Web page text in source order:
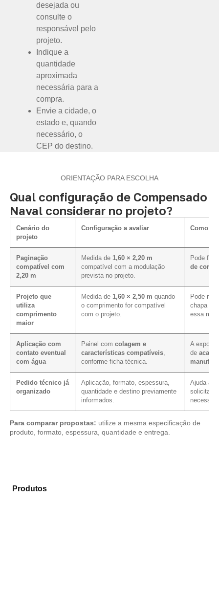
desejada ou
consulte o
responsável pelo
projeto.
Indique a
quantidade
aproximada
necessária para a
compra.
Envie a cidade, o
estado e, quando
necessário, o
CEP do destino.
ORIENTAÇÃO PARA ESCOLHA
Qual configuração de Compensado
Naval considerar no projeto?
Cenário do
projeto
Configuração a avaliar Como
Paginação
compatível com
2,20 m
Medida de 1,60 × 2,20 m
compatível com a modulação
prevista no projeto.
Pode
de corte
Projeto que
utiliza
comprimento
maior
Medida de 1,60 × 2,50 m quando
o comprimento for compatível
com o projeto.
Pode
chapa
essa
Aplicação com
contato eventual
com água
Painel com colagem e
características compatíveis
conforme ficha técnica.
A
de
Pedido técnico já
organizado
Aplicação, formato, espessura,
quantidade e destino previamente
informados.
Ajuda a
Para comparar propostas: utilize a mesma especificação de
produto, formato, espessura, quantidade e entrega.
Produtose encontre o material mais compatível para